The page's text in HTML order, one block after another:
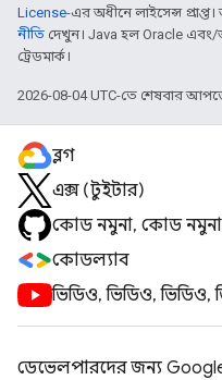
License-এর অধীনে লাইসেন্স
নীতি দেখুন। Java হল Oracle এবং/
ট্রেডমার্ক।
2026-08-04 UTC-তে শেষবার
ব্লগ
এক্স (টুইটার)
কোড নমুনা, কোড নমুনা
কোডল্যাব
ভিডিও, ভিডিও, ভিডিও,
ডেভেলপারদের জন্য